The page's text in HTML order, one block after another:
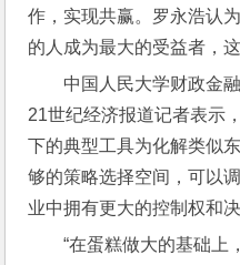
作，实现共赢。罗永浩认
的人成为最大的受益者，
中国人民大学财政金
21世纪经济报道记者表示
下的典型工具为化解类似
够的策略选择空间，可以
业中拥有更大的控制权和决
“在蛋糕做大的基础上